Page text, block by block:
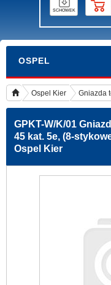
SCHOWEK
OSPEL
Ospel Kier Gniazda
GPKT-W/K/01
45 kat. 5e, (8-
Ospel Kier